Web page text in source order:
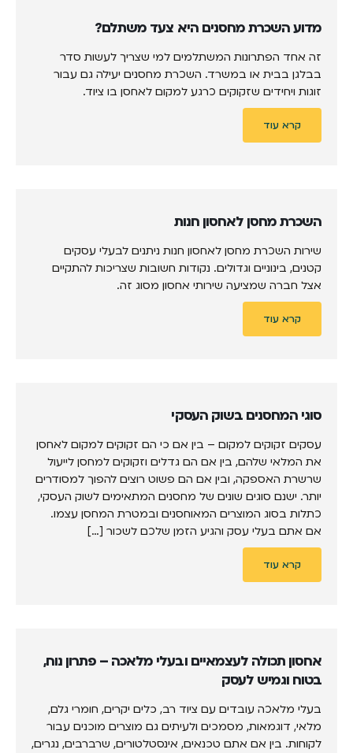
מדוע השכרת מחסנים היא צעד משתלם?
זה אחד הפתרונות המשתלמים למי שצריך לעשות סדר
בבלגן בבית או במשרד. השכרת מחסנים יעילה גם עבור
זוגות ויחידים שזקוקים כרגע למקום לאחסן בו ציוד.
קרא עוד
השכרת מחסן לאחסון חנות
שירות השכרת מחסן לאחסון חנות ניתנים לבעלי עסקים
קטנים, בינוניים וגדולים. נקודות חשובות שצריכות להתקיים
אצל חברה שמציעה שירותי אחסון מסוג זה.
קרא עוד
סוגי המחסנים בשוק העסקי
עסקים זקוקים למקום – בין אם כי הם זקוקים למקום לאחסן
את המלאי שלהם, בין אם הם גדלים וזקוקים למחסן לייעול
שרשרת האספקה, ובין אם הם פשוט רוצים להפוך למסודרים
יותר. ישנם סוגים שונים של מחסנים המתאימים לשוק העסקי,
כתלות בסוג המוצרים המאוחסנים ובמטרת המחסן עצמו.
אם אתם בעלי עסק והגיע הזמן שלכם לשכור […]
קרא עוד
אחסון תכולה לעצמאיים ובעלי מלאכה – פתרון נוח,
בטוח וגמיש לעסק
בעלי מלאכה עובדים עם ציוד רב, כלים יקרים, חומרי גלם,
מלאי, דוגמאות, מסמכים ולעיתים גם מוצרים מוכנים עבור
לקוחות. בין אם אתם טכנאים, אינסטלטורים, שרברבים, נגרים,